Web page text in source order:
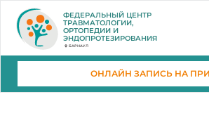
ФЕДЕРАЛЬНЫЙ ЦЕНТР
ТРАВМАТОЛОГИИ,
ОРТОПЕДИИ И
ЭНДОПРОТЕЗИРОВАНИЯ
БАРНАУЛ
ОНЛАЙН ЗАПИСЬ НА